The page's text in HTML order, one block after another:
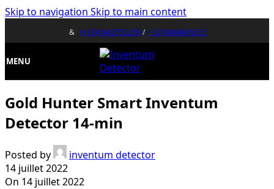
Skip to navigation Skip to main content
& (+33)0643752370/(+32)0484676625
MENU
Gold Hunter Smart Inventum
Detector 14-min
Posted by
inventum detector
14 juillet 2022
On 14 juillet 2022